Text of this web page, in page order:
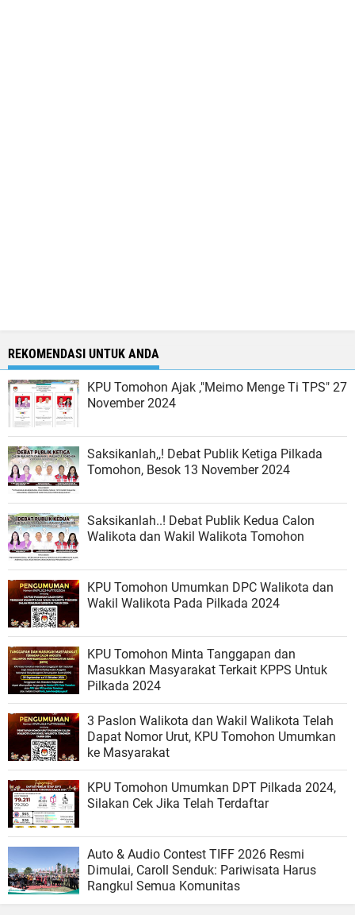
REKOMENDASI UNTUK ANDA
KPU Tomohon Ajak ,"Meimo Menge Ti TPS" 27
November 2024
Saksikanlah,,! Debat Publik Ketiga Pilkada
Tomohon, Besok 13 November 2024
Saksikanlah..! Debat Publik Kedua Calon
Walikota dan Wakil Walikota Tomohon
KPU Tomohon Umumkan DPC Walikota dan
Wakil Walikota Pada Pilkada 2024
KPU Tomohon Minta Tanggapan dan
Masukkan Masyarakat Terkait KPPS Untuk
Pilkada 2024
3 Paslon Walikota dan Wakil Walikota Telah
Dapat Nomor Urut, KPU Tomohon Umumkan
ke Masyarakat
KPU Tomohon Umumkan DPT Pilkada 2024,
Silakan Cek Jika Telah Terdaftar
Auto & Audio Contest TIFF 2026 Resmi
Dimulai, Caroll Senduk: Pariwisata Harus
Rangkul Semua Komunitas